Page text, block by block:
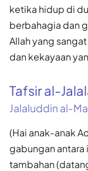
ketika hidup di
berbahagia dan
Allah yang
dan kekayaan
Tafsir al-
Jalaluddin al-
(Hai anak-anak
gabungan antara
tambahan